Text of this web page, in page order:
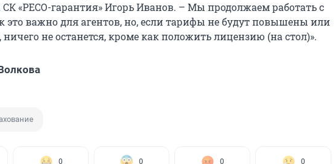
СК «РЕСО-гарантия» Игорь Иванов. – Мы продолжаем работать с
это важно для агентов, но, если тарифы не будут повышены или
не останется, кроме как положить лицензию (на стол)».
0 0 0 0